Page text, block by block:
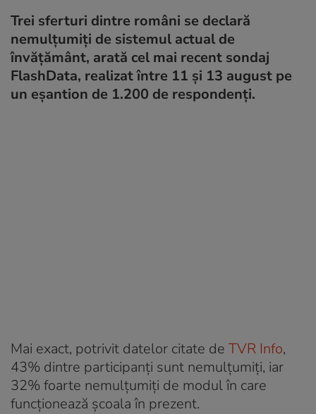
Trei sferturi dintre români se declară
nemulțumiți de sistemul actual de
învățământ, arată cel mai recent sondaj
FlashData, realizat între 11 și 13 august pe
un eșantion de 1.200 de respondenți.
Mai exact, potrivit datelor citate de TVR Info,
43% dintre participanți sunt nemulțumiți, iar
32% foarte nemulțumiți de modul în care
funcționează școala în prezent.